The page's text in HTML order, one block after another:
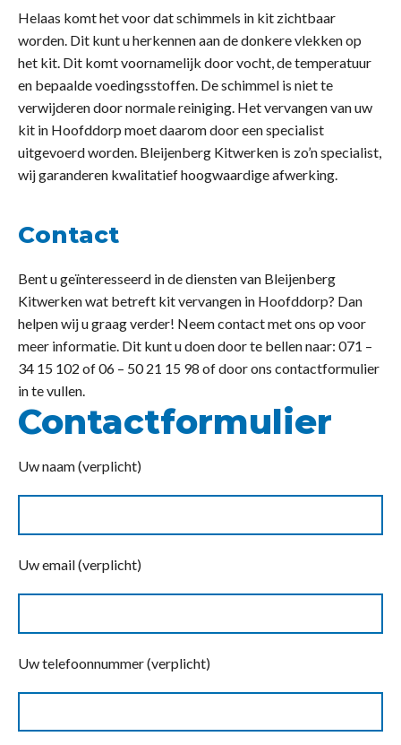
Helaas komt het voor dat schimmels in kit zichtbaar
worden. Dit kunt u herkennen aan de donkere vlekken op
het kit. Dit komt voornamelijk door vocht, de temperatuur
en bepaalde voedingsstoffen. De schimmel is niet te
verwijderen door normale reiniging. Het vervangen van uw
kit in Hoofddorp moet daarom door een specialist
uitgevoerd worden. Bleijenberg Kitwerken is zo’n specialist,
wij garanderen kwalitatief hoogwaardige afwerking.
Contact
Bent u geïnteresseerd in de diensten van Bleijenberg
Kitwerken wat betreft kit vervangen in Hoofddorp? Dan
helpen wij u graag verder! Neem contact met ons op voor
meer informatie. Dit kunt u doen door te bellen naar: 071 –
34 15 102 of 06 – 50 21 15 98 of door ons contactformulier
in te vullen.
Contactformulier
Uw naam (verplicht)
Uw email (verplicht)
Uw telefoonnummer (verplicht)